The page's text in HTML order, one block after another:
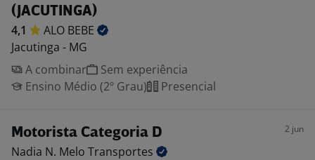
(JACUTINGA)
4,1 ALO BEBE
Jacutinga - MG
A combinar
Sem experiência
Ensino Médio (2º Grau)
Presencial
Motorista Categoria D 2 jun
Nadia N. Melo Transportes